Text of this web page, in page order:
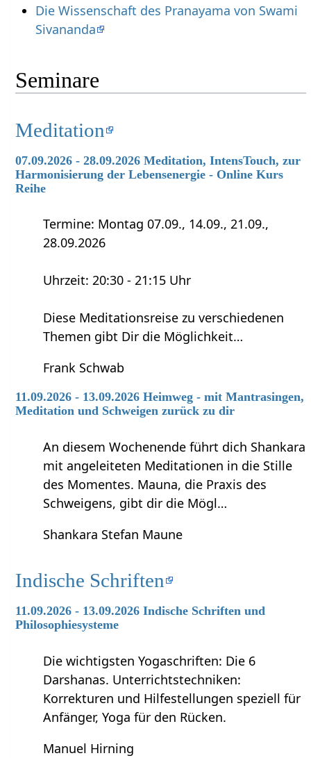
Die Wissenschaft des Pranayama von Swami
Sivananda
Seminare
Meditation
07.09.2026 - 28.09.2026 Meditation, IntensTouch, zur
Harmonisierung der Lebensenergie - Online Kurs
Reihe
Termine: Montag 07.09., 14.09., 21.09.,
28.09.2026
Uhrzeit: 20:30 - 21:15 Uhr
Diese Meditationsreise zu verschiedenen
Themen gibt Dir die Möglichkeit…
Frank Schwab
11.09.2026 - 13.09.2026 Heimweg - mit Mantrasingen,
Meditation und Schweigen zurück zu dir
An diesem Wochenende führt dich Shankara
mit angeleiteten Meditationen in die Stille
des Momentes. Mauna, die Praxis des
Schweigens, gibt dir die Mögl…
Shankara Stefan Maune
Indische Schriften
11.09.2026 - 13.09.2026 Indische Schriften und
Philosophiesysteme
Die wichtigsten Yogaschriften: Die 6
Darshanas. Unterrichtstechniken:
Korrekturen und Hilfestellungen speziell für
Anfänger, Yoga für den Rücken.
Manuel Hirning